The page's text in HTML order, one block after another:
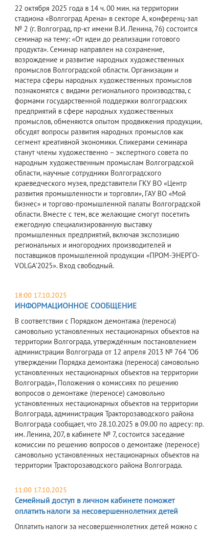
22 октября 2025 года в 14 ч. 00 мин. на территории
стадиона «Волгоград Арена» в секторе А, конференц-зал
№ 2 (г. Волгоград, пр-кт имени В.И. Ленина, 76) состоится
семинар на тему: «От идеи до реализации готового
продукта». Семинар направлен на сохранение,
возрождение и развитие народных художественных
промыслов Волгоградской области. Организации и
мастера сферы народных художественных промыслов
познакомятся с видами регионального производства, с
формами государственной поддержки волгоградских
предприятий в сфере народных художественных
промыслов, обменяются опытом продвижения продукции,
обсудят вопросы развития народных промыслов как
сегмент креативной экономики. Спикерами семинара
станут члены художественно – экспертного совета по
народным художественным промыслам Волгоградской
области, научные сотрудники Волгоградского
краеведческого музея, представители ГКУ ВО «Центр
развития промышленности и торговли», ГАУ ВО «Мой
бизнес» и торгово-промышленной палаты Волгоградской
области. Вместе с тем, все желающие смогут посетить
ежегодную специализированную выставку
промышленных предприятий, включая экспозицию
региональных и иногородних производителей и
поставщиков промышленной продукции «ПРОМ-ЭНЕРГО-
VOLGA’2025». Вход свободный.
18:00 17.10.2025
ИНФОРМАЦИОННОЕ СООБЩЕНИЕ
В соответствии с Порядком демонтажа (переноса)
самовольно установленных нестационарных объектов на
территории Волгограда, утверждённым постановлением
администрации Волгограда от 12 апреля 2013 № 764 "Об
утверждении Порядка демонтажа (переноса) самовольно
установленных нестационарных объектов на территории
Волгограда», Положения о комиссиях по решению
вопросов о демонтаже (переносе) самовольно
установленных нестационарных объектов на территории
Волгограда, администрация Тракторозаводского района
Волгограда сообщает, что 28.10.2025 в 09.00 по адресу: пр.
им. Ленина, 207, в кабинете № 7, состоится заседание
комиссии по решению вопросов о демонтаже (переносе)
самовольно установленных нестационарных объектов на
территории Тракторозаводского района Волгограда.
11:00 17.10.2025
Семейный доступ в личном кабинете поможет
оплатить налоги за несовершеннолетних детей
Оплатить налоги за несовершеннолетних детей можно с